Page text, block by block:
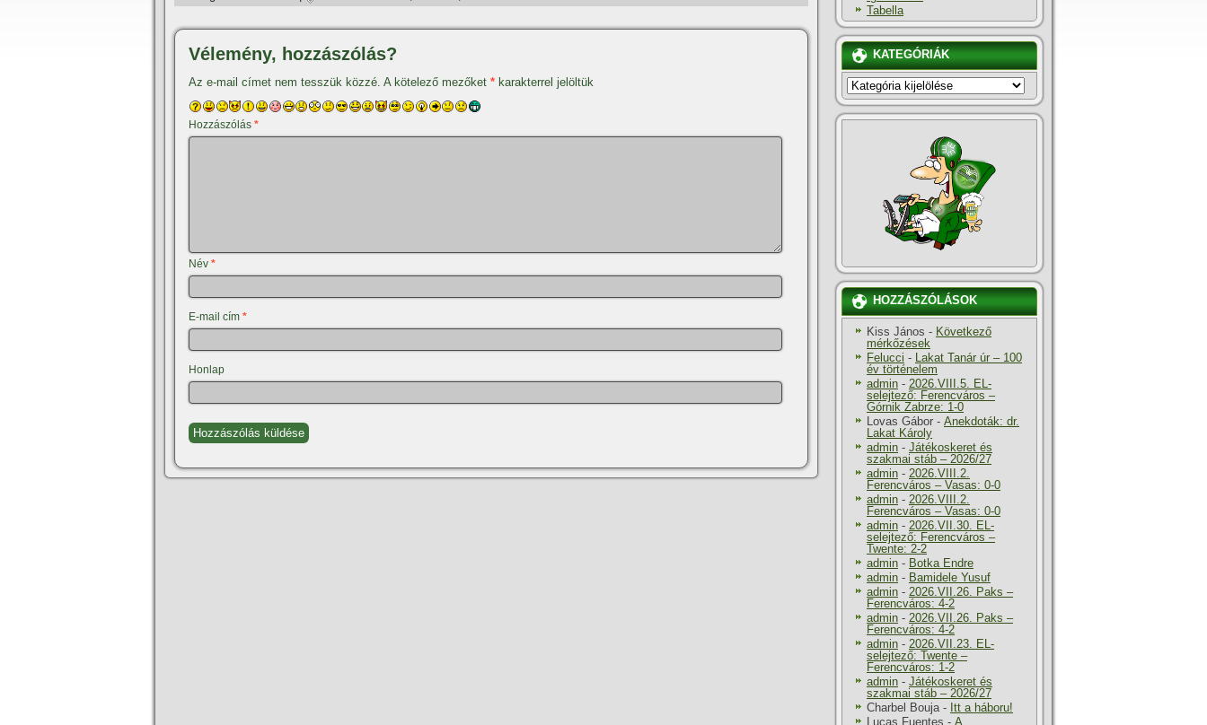
Vélemény, hozzászólás?
Az e-mail címet nem tesszük közzé. A kötelező mezőket * karakterrel jelöltük
Hozzászólás *
Név *
E-mail cím *
Honlap
Tabella
KATEGÓRIÁK
KATEGÓRIÁK
HOZZÁSZÓLÁSOK
Kiss János - Következő
mérkőzések
Felucci - Lakat Tanár úr – 100
év történelem
admin - 2026.VIII.5. EL-
selejtező: Ferencváros –
Górnik Zabrze: 1-0
Lovas Gábor - Anekdoták: dr.
Lakat Károly
admin - Játékoskeret és
szakmai stáb – 2026/27
admin - 2026.VIII.2.
Ferencváros – Vasas: 0-0
admin - 2026.VIII.2.
Ferencváros – Vasas: 0-0
admin - 2026.VII.30. EL-
selejtező: Ferencváros –
Twente: 2-2
admin - Botka Endre
admin - Bamidele Yusuf
admin - 2026.VII.26. Paks –
Ferencváros: 4-2
admin - 2026.VII.26. Paks –
Ferencváros: 4-2
admin - 2026.VII.23. EL-
selejtező: Twente –
Ferencváros: 1-2
admin - Játékoskeret és
szakmai stáb – 2026/27
Charbel Bouja- Itt a háboru!
Lucas Fuentes - A